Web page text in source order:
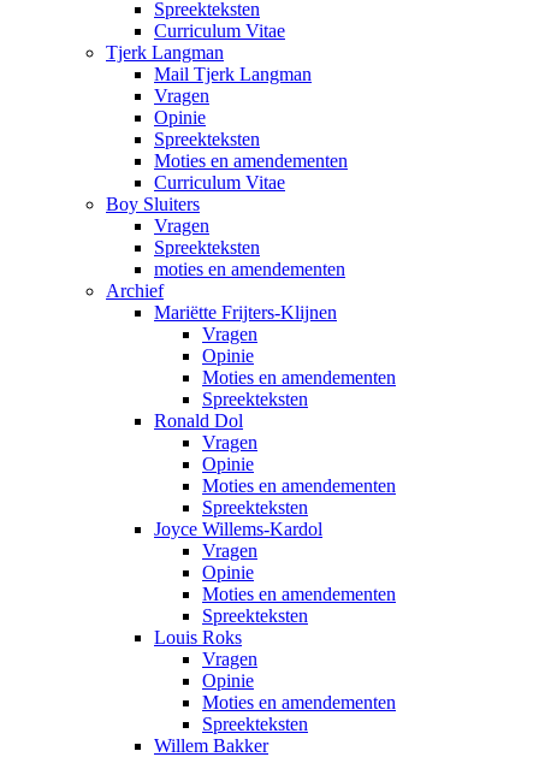
Spreekteksten
Curriculum Vitae
Tjerk Langman
Mail Tjerk Langman
Vragen
Opinie
Spreekteksten
Moties en amendementen
Curriculum Vitae
Boy Sluiters
Vragen
Spreekteksten
moties en amendementen
Archief
Mariëtte Frijters-Klijnen
Vragen
Opinie
Moties en amendementen
Spreekteksten
Ronald Dol
Vragen
Opinie
Moties en amendementen
Spreekteksten
Joyce Willems-Kardol
Vragen
Opinie
Moties en amendementen
Spreekteksten
Louis Roks
Vragen
Opinie
Moties en amendementen
Spreekteksten
Willem Bakker